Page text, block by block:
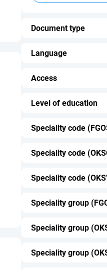
Document type
Language
Access
Level of education
Speciality code
Speciality code
Speciality code
Speciality group
Speciality group
Speciality group